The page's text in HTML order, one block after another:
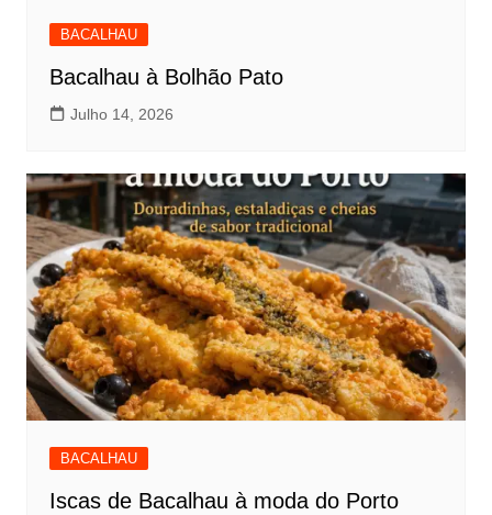
BACALHAU
Bacalhau à Bolhão Pato
Julho 14, 2026
BACALHAU
Iscas de Bacalhau à moda do Porto